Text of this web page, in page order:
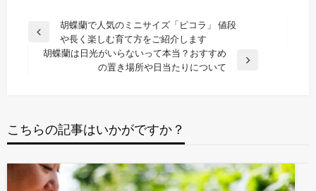
投
ー
シ
ョ
ン
胡蝶蘭で人気のミニサイズ「ピコラ」 値段
や長く楽しむ育て方をご紹介します
胡蝶蘭は日光がいらないって本当？おすすめ
の置き場所や日当たりについて
こちらの記事はいかがですか？